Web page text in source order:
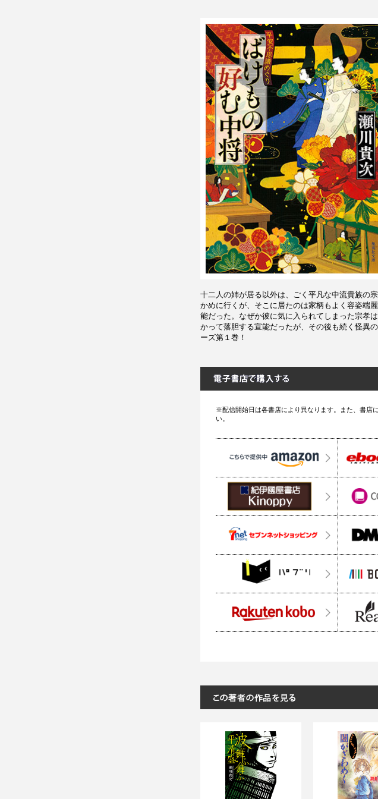
十二人の姉が居る以外は、ごく平凡な中流貴族の
かめに行くが、そこに居たのは家柄もよく容姿端
能だった。なぜか彼に気に入られてしまった宗孝
かって落胆する宣能だったが、その後も続く怪異
ーズ第１巻！
※配信開始日は各書店により異なります。また、書店
い。